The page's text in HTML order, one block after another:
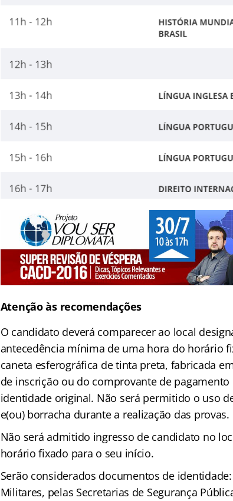
Atenção às recomendações
O candidato deverá comparecer ao local
antecedência mínima de uma hora do horário
caneta esferográfica de tinta preta, fabricada
de inscrição ou do comprovante de
identidade original. Não será permitido o uso
e(ou) borracha durante a realização das provas.
Não será admitido ingresso de candidato no
horário fixado para o seu início.
Serão considerados documentos de
Militares, pelas Secretarias de Segurança